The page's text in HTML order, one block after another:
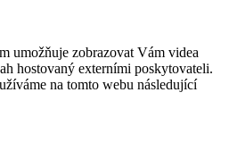
umožňuje zobrazovat Vám videa
hostovaný externími poskytovateli.
na tomto webu následující